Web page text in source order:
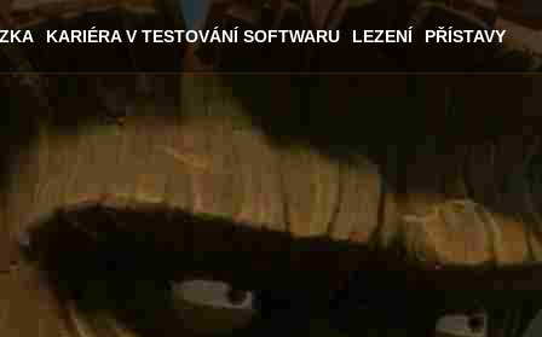
KARIÉRA V TESTOVÁNÍ SOFTWARU LEZENÍ PŘÍSTAVY